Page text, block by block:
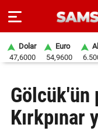
SAYFA
SAMSUN
Dolar
47,6000
Euro
54,9600
Gölcük'ün
Kırkpınar